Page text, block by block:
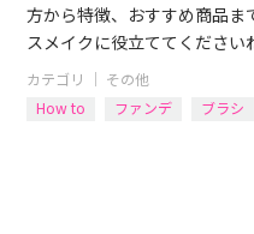
方から特徴、おすすめ商品ま
スメイクに役立ててください
カテゴリ ｜ その他
How to
ファンデ ブラシ